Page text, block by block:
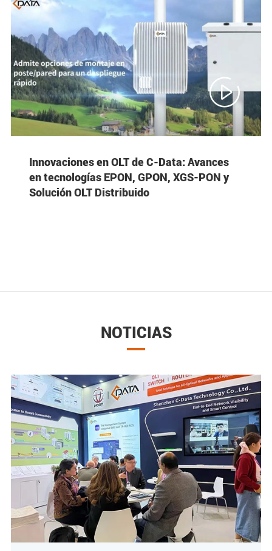

Innovaciones en OLT de C-Data: Avances
en tecnologías EPON, GPON, XGS-PON y
Solución OLT Distribuido
NOTICIAS